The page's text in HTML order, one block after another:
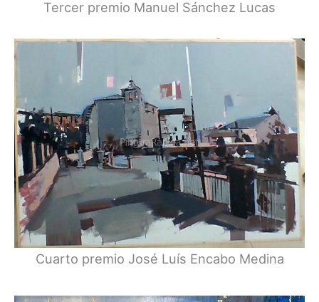
Tercer premio Manuel Sánchez Lucas
Cuarto premio José Luís Encabo Medina